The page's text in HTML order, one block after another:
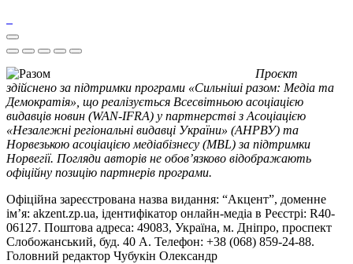
Проєкт
здійснено за підтримки програми «Сильніші разом: Медіа та
Демократія», що реалізується Всесвітньою асоціацією
видавців новин (WAN-IFRA) у партнерстві з Асоціацією
«Незалежні регіональні видавці України» (АНРВУ) та
Норвезькою асоціацією медіабізнесу (MBL) за підтримки
Норвегії. Погляди авторів не обов’язково відображають
офіційну позицію партнерів програми.
Офіційна зареєстрована назва видання: “Акцент”, доменне
ім’я: akzent.zp.ua, ідентифікатор онлайн-медіа в Реєстрі: R40-
06127. Поштова адреса: 49083, Україна, м. Дніпро, проспект
Слобожанський, буд. 40 А. Телефон: +38 (068) 859-24-88.
Головний редактор Чубукін Олександр